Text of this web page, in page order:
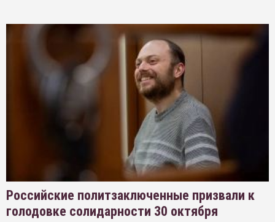
Российские политзаключенные призвали к
голодовке солидарности 30 октября